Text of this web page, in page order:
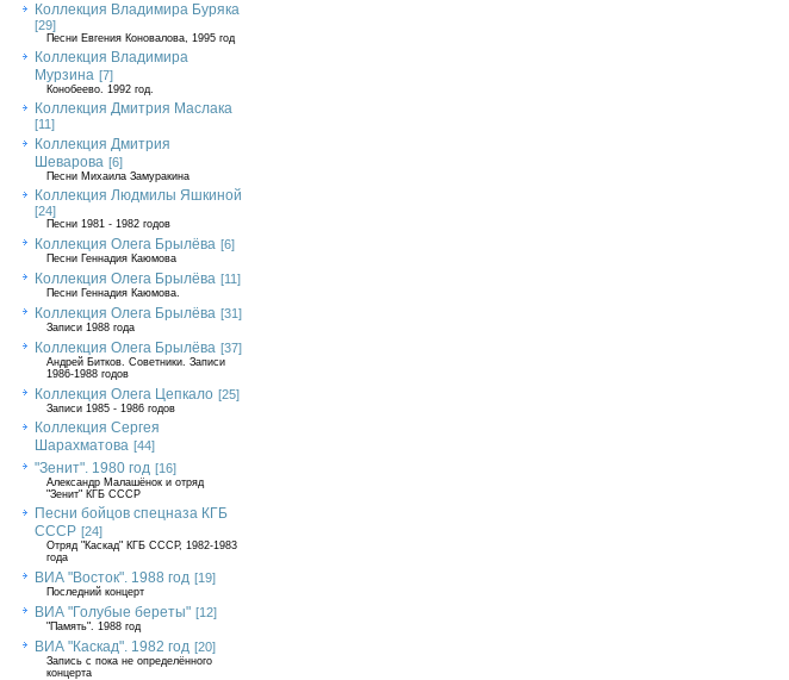
Коллекция Владимира Буряка
[29]
Песни Евгения Коновалова, 1995 год
Коллекция Владимира
Мурзина [7]
Конобеево. 1992 год.
Коллекция Дмитрия Маслака
[11]
Коллекция Дмитрия
Шеварова [6]
Песни Михаила Замуракина
Коллекция Людмилы Яшкиной
[24]
Песни 1981 - 1982 годов
Коллекция Олега Брылёва [6]
Песни Геннадия Каюмова
Коллекция Олега Брылёва [11]
Песни Геннадия Каюмова.
Коллекция Олега Брылёва [31]
Записи 1988 года
Коллекция Олега Брылёва [37]
Андрей Битков. Советники. Записи
1986-1988 годов
Коллекция Олега Цепкало [25]
Записи 1985 - 1986 годов
Коллекция Сергея
Шарахматова [44]
"Зенит". 1980 год [16]
Александр Малашёнок и отряд
"Зенит" КГБ СССР
Песни бойцов спецназа КГБ
СССР [24]
Отряд "Каскад" КГБ СССР, 1982-1983
года
ВИА "Восток". 1988 год [19]
Последний концерт
ВИА "Голубые береты" [12]
"Память". 1988 год
ВИА "Каскад". 1982 год [20]
Запись с пока не определённого
концерта